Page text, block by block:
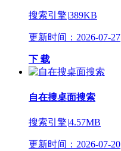
搜索引擎|389KB
更新时间：2026-07-27
下 载
自在搜桌面搜索
搜索引擎|4.57MB
更新时间：2026-07-20